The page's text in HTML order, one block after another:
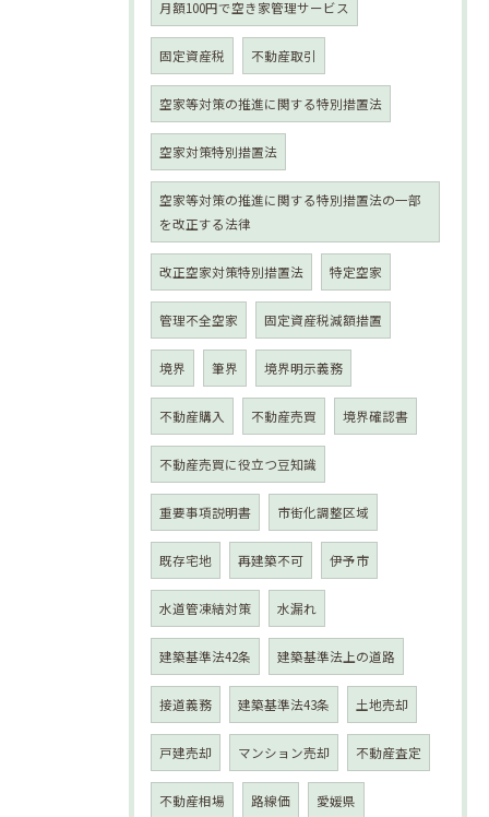
月額100円で空き家管理サービス
固定資産税 不動産取引
空家等対策の推進に関する特別措置法
空家対策特別措置法
空家等対策の推進に関する特別措置法の一部
を改正する法律
改正空家対策特別措置法 特定空家
管理不全空家 固定資産税減額措置
境界 筆界 境界明示義務
不動産購入 不動産売買 境界確認書
不動産売買に役立つ豆知識
重要事項説明書 市街化調整区域
既存宅地 再建築不可 伊予市
水道管凍結対策 水漏れ
建築基準法42条 建築基準法上の道路
接道義務 建築基準法43条 土地売却
戸建売却 マンション売却 不動産査定
不動産相場 路線価 愛媛県